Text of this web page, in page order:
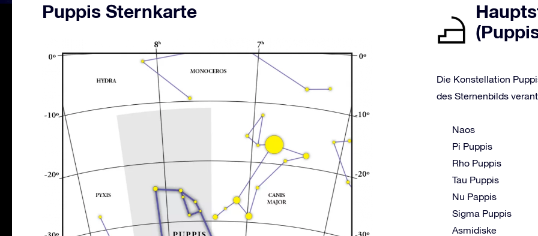
Puppis Sternkarte
Die Konstellation
des Sternenbilds
Naos
Pi Puppis
Rho Puppis
Tau Puppis
Nu Pappis
Sigma Puppis
Asmidiske